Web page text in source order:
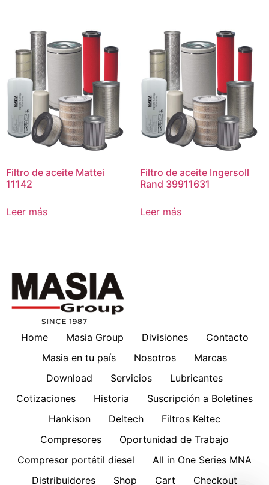
Filtro de aceite Mattei
11142
Leer más
Filtro de aceite Ingersoll
Rand 39911631
Leer más
Home Masia Group Divisiones
Contacto
Masia en tu país
Nosotros
Marcas
Download
Servicios
Lubricantes
Cotizaciones
Historia
Suscripción a Boletines
Hankison
Deltech
Filtros Keltec
Compresores
Oportunidad de Trabajo
Compresor portátil diesel
All in One Series MNA
Distribuidores
Shop Cart Checkout